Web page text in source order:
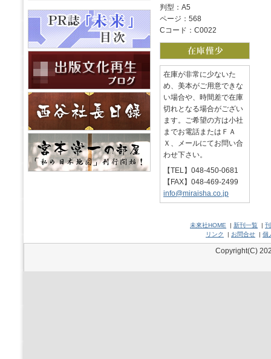
判型：A5
ページ：568
Cコード：C0022
在庫が非常に少ないた
め、美本がご用意できな
い場合や、時間差で在庫
切れとなる場合がござい
ます。ご希望の方は小社
までお電話またはＦＡ
Ｘ、メールにてお問い合
わせ下さい。
【TEL】048-450-0681
【FAX】048-469-2499
info@miraisha.co.jp
未來社HOME | 新刊一覧 |
リンク
| お問合せ | 個
Copyright(C)